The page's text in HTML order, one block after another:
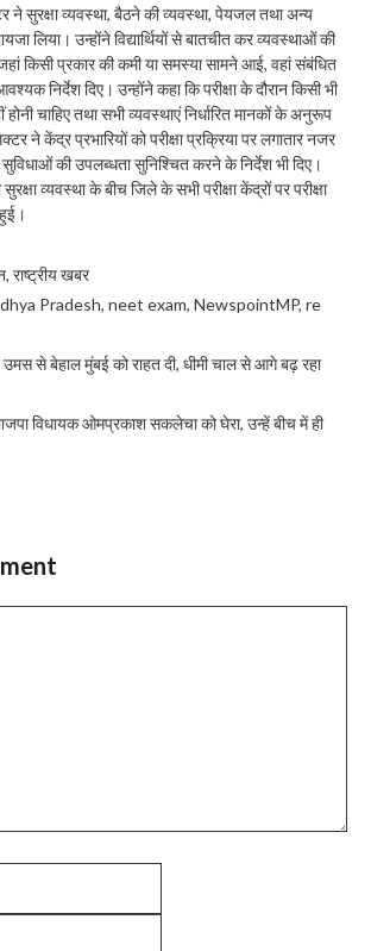
ने सुरक्षा व्यवस्था, बैठने की व्यवस्था, पेयजल तथा अन्य
लिया। उन्होंने विद्यार्थियों से बातचीत कर व्यवस्थाओं की
किसी प्रकार की कमी या समस्या सामने आई, वहां संबंधित
निर्देश दिए। उन्होंने कहा कि परीक्षा के दौरान किसी भी
होनी चाहिए तथा सभी व्यवस्थाएं निर्धारित मानकों के अनुरूप
ने केंद्र प्रभारियों को परीक्षा प्रक्रिया पर लगातार नजर
की उपलब्धता सुनिश्चित करने के निर्देश भी दिए।
व्यवस्था के बीच जिले के सभी परीक्षा केंद्रों पर परीक्षा
,राष्ट्रीय खबर
Pradesh,neet exam,NewspointMP,re
से बेहाल मुंबई को राहत दी, धीमी चाल से आगे बढ़ रहा
विधायक ओमप्रकाश सकलेचा को घेरा, उन्हें बीच में ही